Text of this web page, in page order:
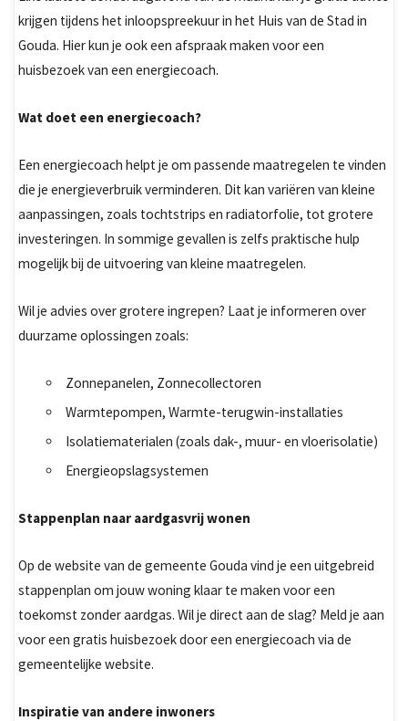
krijgen tijdens het inloopspreekuur in het Huis van de Stad in
Gouda. Hier kun je ook een afspraak maken voor een
huisbezoek van een energiecoach.
Wat doet een energiecoach?
Een energiecoach helpt je om passende maatregelen te vinden
die je energieverbruik verminderen. Dit kan variëren van kleine
aanpassingen, zoals tochtstrips en radiatorfolie, tot grotere
investeringen. In sommige gevallen is zelfs praktische hulp
mogelijk bij de uitvoering van kleine maatregelen.
Wil je advies over grotere ingrepen? Laat je informeren over
duurzame oplossingen zoals:
Zonnepanelen, Zonnecollectoren
Warmtepompen, Warmte-terugwin-installaties
Isolatiematerialen (zoals dak-, muur- en vloerisolatie)
Energieopslagsystemen
Stappenplan naar aardgasvrij wonen
Op de website van de gemeente Gouda vind je een uitgebreid
stappenplan om jouw woning klaar te maken voor een
toekomst zonder aardgas. Wil je direct aan de slag? Meld je aan
voor een gratis huisbezoek door een energiecoach via de
gemeentelijke website.
Inspiratie van andere inwoners